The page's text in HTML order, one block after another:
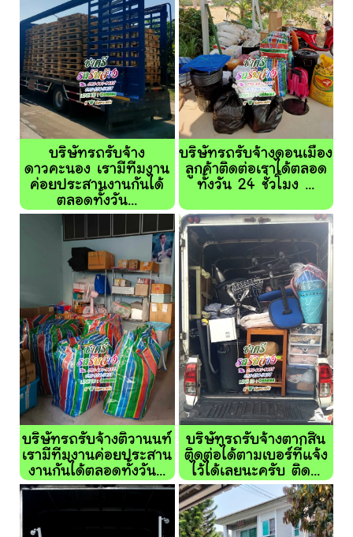
บริษัทรถรับจ้าง
ดาวคะนอง เรามีทีมงาน
ค่อยประสานงานกันได้
ตลอดทั้งวัน...
บริษัทรถรับจ้างดอนเมือง
ลูกค้าติดต่อเราได้ตลอด
ทั้งวัน 24 ชั่วโมง ...
บริษัทรถรับจ้างติวานนท์
เรามีทีมงานค่อยประสาน
งานกันได้ตลอดทั้งวัน...
บริษัทรถรับจ้างตากสิน
ติดต่อได้ตามเบอร์ที่แจ้ง
ไว้ได้เลยนะครับ ติด...